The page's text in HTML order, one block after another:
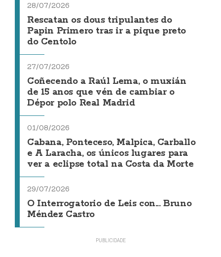
28/07/2026
Rescatan os dous tripulantes do
Papin Primero tras ir a pique preto
do Centolo
27/07/2026
Coñecendo a Raúl Lema, o muxián
de 15 anos que vén de cambiar o
Dépor polo Real Madrid
01/08/2026
Cabana, Ponteceso, Malpica, Carballo
e A Laracha, os únicos lugares para
ver a eclipse total na Costa da Morte
29/07/2026
O Interrogatorio de Leis con... Bruno
Méndez Castro